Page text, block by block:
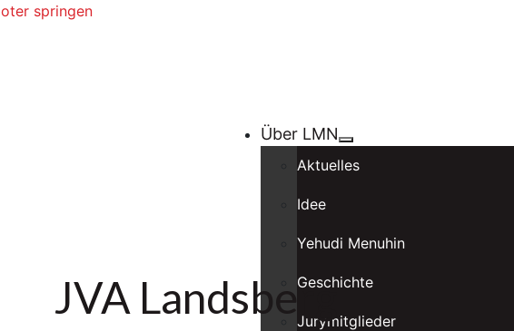
springen
Über LMN
Aktuelles
Idee
Yehudi Menuhin
Geschichte
Jurymitglieder
JVA Landsberg